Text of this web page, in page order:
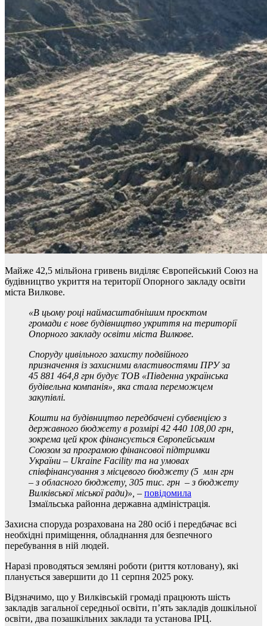
Майже 42,5 мільйона гривень виділяє Європейський Союз на
будівництво укриття на території Опорного закладу освіти
міста Вилкове.
«В цьому році наймасштабнішим проєктом
громади є нове будівництво укриття на території
Опорного закладу освіти міста Вилкове.
Споруду цивільного захисту подвійного
призначення із захисними властивостями ПРУ за
45 881 464,8 грн будує ТОВ «Південна українська
будівельна компанія», яка стала переможцем
закупівлі.
Кошти на будівництво передбачені субвенцією з
державного бюджету в розмірі 42 440 108,00 грн,
зокрема цей крок фінансується Європейським
Союзом за програмою фінансової підтримки
України – Ukraine Facility та на умовах
співфінансування з місцевого бюджету (5 млн грн
– з обласного бюджету, 305 тис. грн – з бюджету
Вилківської міської ради)», – повідомила
Ізмаїльська районна державна адміністрація.
Захисна споруда розрахована на 280 осіб і передбачає всі
необхідні приміщення, обладнання для безпечного
перебування в ній людей.
Наразі проводяться земляні роботи (риття котловану), які
планується завершити до 11 серпня 2025 року.
Відзначимо, що у Вилківській громаді працюють шість
закладів загальної середньої освіти, п’ять закладів дошкільної
освіти, два позашкільних заклади та установа ІРЦ.